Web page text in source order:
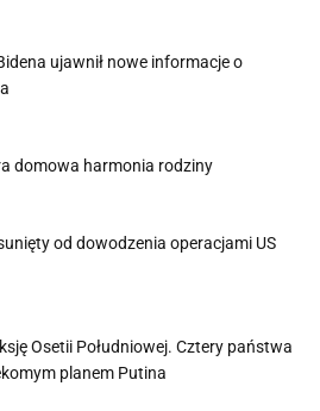
ujawnił nowe informacje o
domowa harmonia rodziny
od dowodzenia operacjami US
Osetii Południowej. Cztery państwa
planem Putina